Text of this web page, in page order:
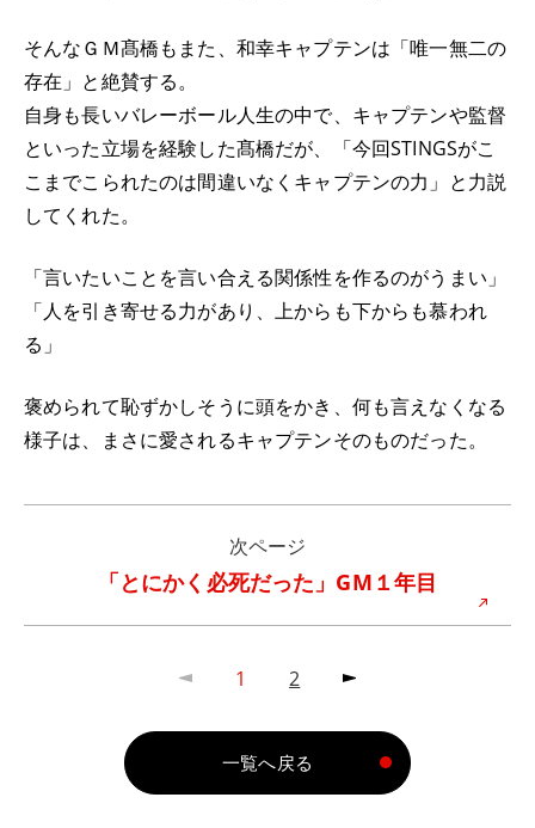
そんなＧＭ髙橋もまた、和幸キャプテンは「唯一無二の
存在」と絶賛する。
自身も長いバレーボール人生の中で、キャプテンや監督
といった立場を経験した髙橋だが、「今回STINGSがこ
こまでこられたのは間違いなくキャプテンの力」と力説
してくれた。
「言いたいことを言い合える関係性を作るのがうまい」
「人を引き寄せる力があり、上からも下からも慕われ
る」
褒められて恥ずかしそうに頭をかき、何も言えなくなる
様子は、まさに愛されるキャプテンそのものだった。
次ページ
「とにかく必死だった」GM１年目
1 2
一覧へ戻る